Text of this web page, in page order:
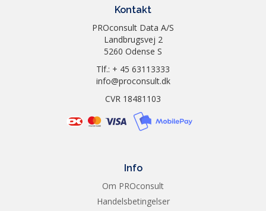
Kontakt
PROconsult Data A/S
Landbrugsvej 2
5260 Odense S
Tlf.: + 45 63113333
info@proconsult.dk
CVR 18481103
Info
Om PROconsult
Handelsbetingelser